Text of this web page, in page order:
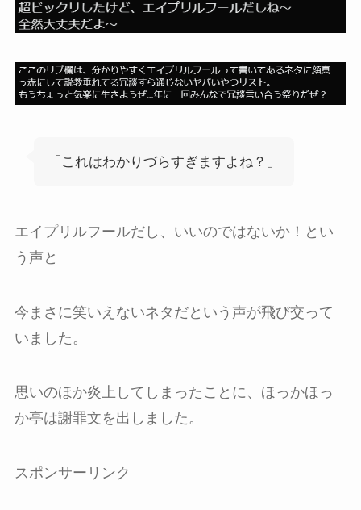
「これはわかりづらすぎますよね？」
エイプリルフールだし、いいのではないか！とい
う声と
今まさに笑いえないネタだという声が飛び交って
いました。
思いのほか炎上してしまったことに、ほっかほっ
か亭は謝罪文を出しました。
スポンサーリンク